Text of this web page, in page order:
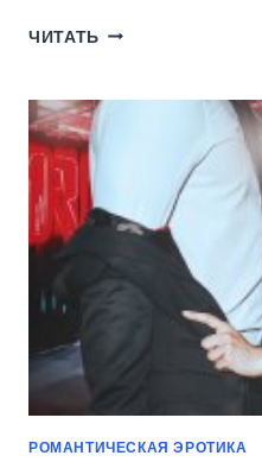
ЧИТАТЬ СПОРИМ,
МОЕЙ?
РОМАНТИЧЕСКАЯ ЭРОТИКА